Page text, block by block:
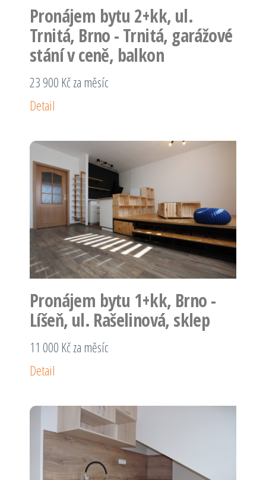
Pronájem bytu 2+kk, ul.
Trnitá, Brno - Trnitá, garážové
stání v ceně, balkon
23 900 Kč za měsíc
Detail
Pronájem bytu 1+kk, Brno -
Líšeň, ul. Rašelinová, sklep
11 000 Kč za měsíc
Detail